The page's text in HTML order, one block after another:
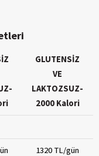
GLUTENSİZ
VE
LAKTOZSUZ-
2000 Kalori
1320 TL/gün